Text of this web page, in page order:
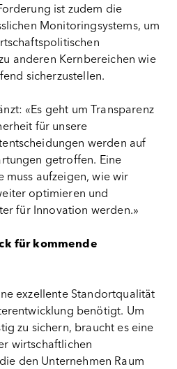
ist zudem die
Monitoringsystems, um
anderen Kernbereichen wie
sicherzustellen.
«Es geht um Transparenz
für unsere
werden auf
getroffen. Eine
muss aufzeigen, wie wir
optimieren und
für Innovation werden.»
für kommende
exzellente Standortqualität
benötigt. Um
zu sichern, braucht es eine
wirtschaftlichen
den Unternehmen Raum